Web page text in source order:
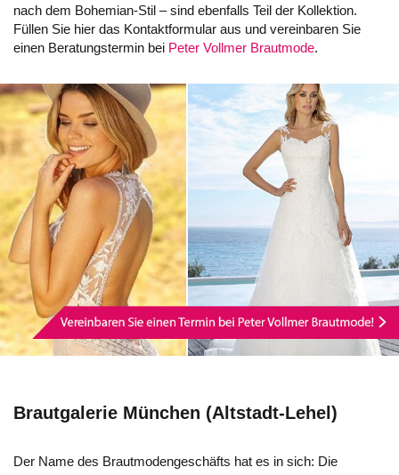
nach dem Bohemian-Stil – sind ebenfalls Teil der Kollektion.
Füllen Sie hier das Kontaktformular aus und vereinbaren Sie
einen Beratungstermin bei Peter Vollmer Brautmode.
Brautgalerie München (Altstadt-Lehel)
Der Name des Brautmodengeschäfts hat es in sich: Die